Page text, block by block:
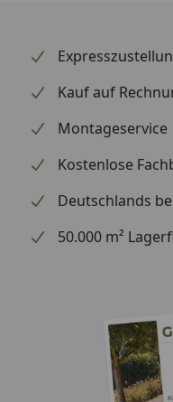
Kauf auf
Montageservice
Kostenlose
Deutschlands
50.000 m²